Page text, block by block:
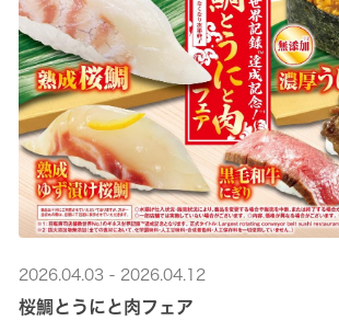
2026.04.03 - 2026.04.12
桜鯛とうにと肉フェア